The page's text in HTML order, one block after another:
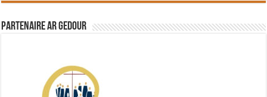
Partenaire Ar Gedour